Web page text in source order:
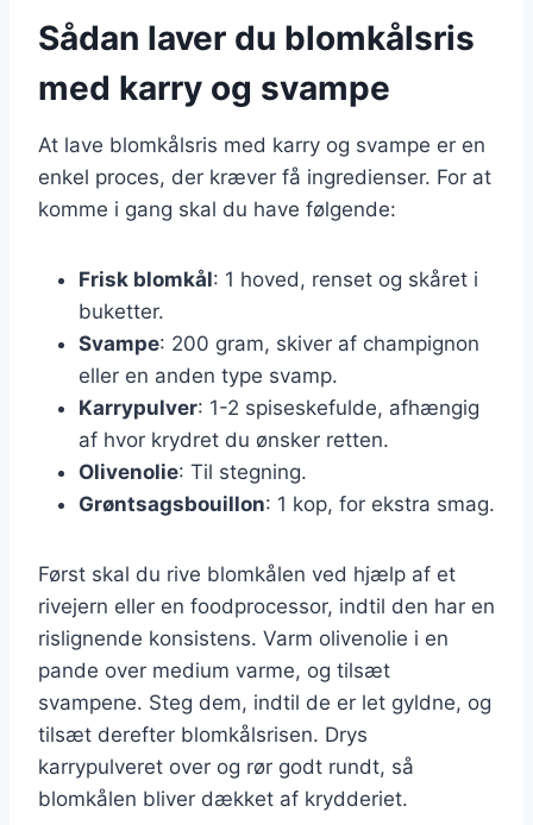
Sådan laver du blomkålsris
med karry og svampe
At lave blomkålsris med karry og svampe er en
enkel proces, der kræver få ingredienser. For at
komme i gang skal du have følgende:
Frisk blomkål: 1 hoved, renset og skåret i
buketter.
Svampe: 200 gram, skiver af champignon
eller en anden type svamp.
Karrypulver: 1-2 spiseskefulde, afhængig
af hvor krydret du ønsker retten.
Olivenolie: Til stegning.
Grøntsagsbouillon: 1 kop, for ekstra smag.
Først skal du rive blomkålen ved hjælp af et
rivejern eller en foodprocessor, indtil den har en
rislignende konsistens. Varm olivenolie i en
pande over medium varme, og tilsæt
svampene. Steg dem, indtil de er let gyldne, og
tilsæt derefter blomkålsrisen. Drys
karrypulveret over og rør godt rundt, så
blomkålen bliver dækket af krydderiet.